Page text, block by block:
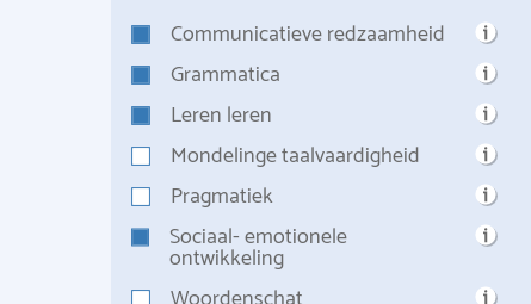
Communicatieve redzaamheid
Grammatica
Leren leren
Mondelinge taalvaardigheid
Pragmatiek
Sociaal- emotionele
ontwikkeling